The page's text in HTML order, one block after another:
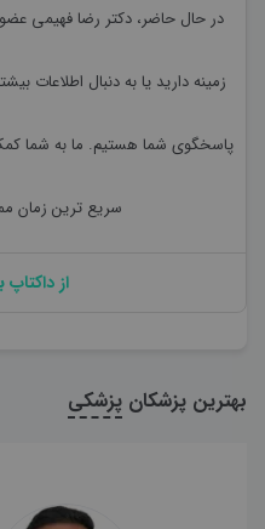
در حال حاضر، دکتر رضا فهیمی
زمینه دارید یا به دنبال اطلاعات
پاسخگوی شما هستیم. ما به شما
سریع ترین زمان
از
بهترین پزشکان پزشکی